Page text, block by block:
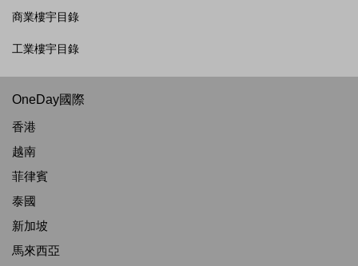
商業樓宇目錄
工業樓宇目錄
OneDay國際
香港
越南
菲律賓
泰國
新加坡
馬來西亞